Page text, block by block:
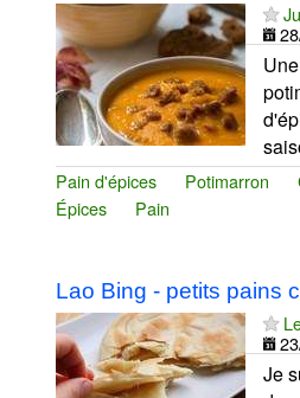
Pain d'épices Potimarron
Épices
Pain
Lao Bing - petits pains
Je